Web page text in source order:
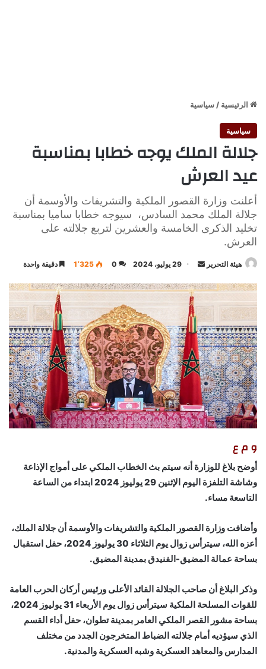
الرئيسية / سياسية
سياسية
جلالة الملك يوجه خطابا بمناسبة
عيد العرش
أعلنت وزارة القصور الملكية والتشريفات والأوسمة أن
جلالة الملك محمد السادس، سيوجه خطابا ساميا بمناسبة
تخليد الذكرى الخامسة والعشرين لتربع جلالته على
العرش.
هيئة التحرير
أرسل
إلكترونيا
29 يوليو، 2024 0 1٬325 دقيقة واحدة
و م ع
أوضح بلاغ للوزارة أنه سيتم بث الخطاب الملكي على أمواج الإذاعة
وشاشة التلفزة اليوم الإثنين 29 يوليوز 2024 ابتداء من الساعة
التاسعة مساء.
وأضافت وزارة القصور الملكية والتشريفات والأوسمة أن جلالة الملك،
أعزه الله، سيترأس زوال يوم الثلاثاء 30 يوليوز 2024، حفل استقبال
بساحة عمالة المضيق-الفنيدق بمدينة المضيق.
وذكر البلاغ أن صاحب الجلالة القائد الأعلى ورئيس أركان الحرب العامة
للقوات المسلحة الملكية سيترأس زوال يوم الأربعاء 31 يوليوز 2024،
بساحة مشور القصر الملكي العامر بمدينة تطوان، حفل أداء القسم
الذي سيؤديه أمام جلالته الضباط المتخرجون الجدد من مختلف
المدارس والمعاهد العسكرية وشبه العسكرية والمدنية.